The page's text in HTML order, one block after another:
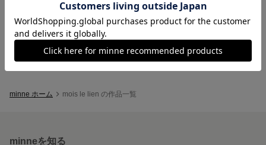
ウッドシェルネックレス
1,999円
minne ホーム mois le lien の作品一覧
minneを知る